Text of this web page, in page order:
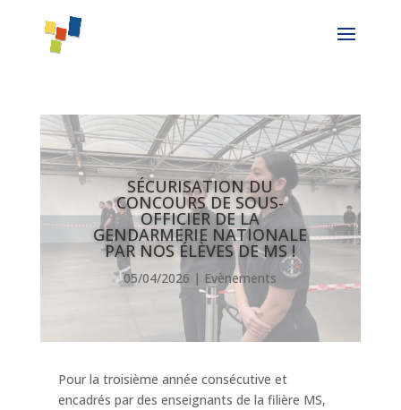
SÉCURISATION DU
CONCOURS DE SOUS-
OFFICIER DE LA
GENDARMERIE NATIONALE
PAR NOS ÉLÈVES DE MS !
05/04/2026 | Evènements
Pour la troisième année consécutive et
encadrés par des enseignants de la filière MS,